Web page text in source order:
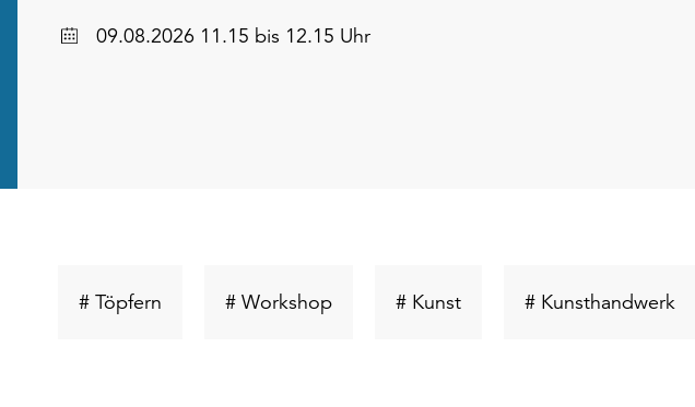
Datum09.08.2026 11.15 bis 12.15 Uhr
# TöpfernSchlüsselwort# WorkshopSchlüsselwort
# KunstSchlüsselwort# Kunsthandwerk